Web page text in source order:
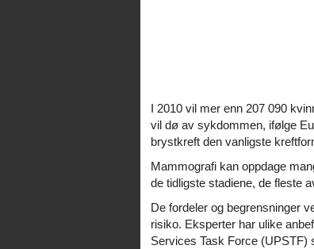
I 2010 vil mer enn 207 090
vil dø av sykdommen, ifølge
brystkreft den vanligste
Mammografi kan oppdage
de tidligste stadiene, de fleste
De fordeler og begrensninger
risiko. Eksperter har ulike
Services Task Force (UPSTF)